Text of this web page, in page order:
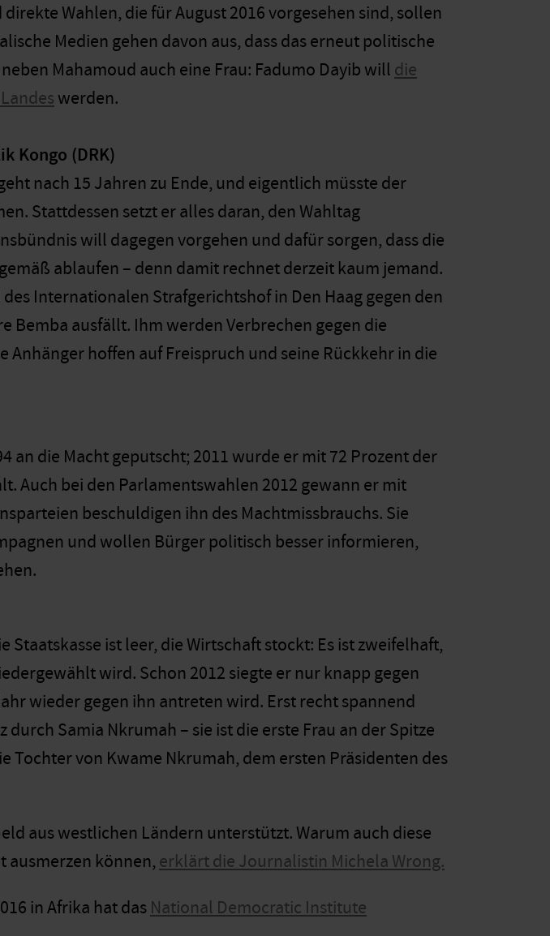
Wahlen, die für August 2016 vorgesehen sind, sollen
Medien gehen davon aus, dass das erneut politische
Mahamoud auch eine Frau: Fadumo Dayib will die
werden.
Kongo (DRK)
nach 15 Jahren zu Ende, und eigentlich müsste der
Stattdessen setzt er alles daran, den Wahltag
will dagegen vorgehen und dafür sorgen, dass die
ablaufen – denn damit rechnet derzeit kaum jemand.
Internationalen Strafgerichtshof in Den Haag gegen den
Bemba ausfällt. Ihm werden Verbrechen gegen die
hoffen auf Freispruch und seine Rückkehr in die
an die Macht geputscht; 2011 wurde er mit 72 Prozent der
Auch bei den Parlamentswahlen 2012 gewann er mit
beschuldigen ihn des Machtmissbrauchs. Sie
und wollen Bürger politisch besser informieren,
ist leer, die Wirtschaft stockt: Es ist zweifelhaft,
wird. Schon 2012 siegte er nur knapp gegen
wieder gegen ihn antreten wird. Erst recht spannend
Samia Nkrumah – sie ist die erste Frau an der Spitze
Tochter von Kwame Nkrumah, dem ersten Präsidenten des
aus westlichen Ländern unterstützt. Warum auch diese
ausmerzen können, erklärt die Journalistin Michela Wrong.
in Afrika hat das National Democratic Institute